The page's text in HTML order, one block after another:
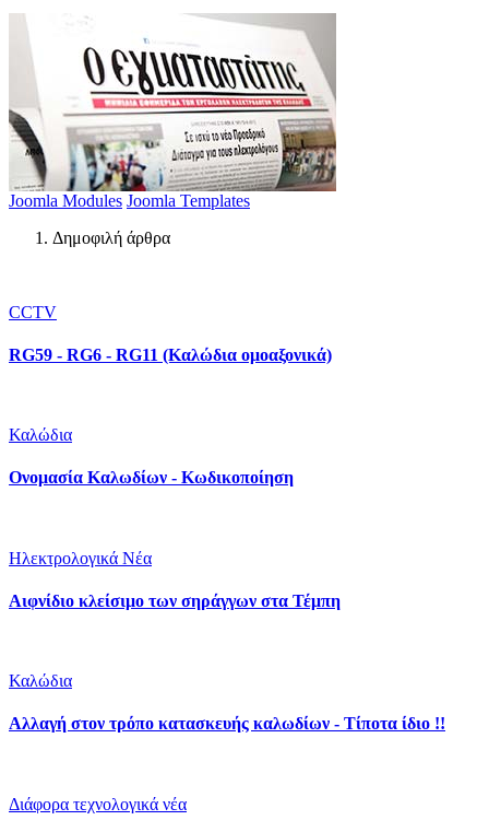
Joomla Modules Joomla Templates
Δημοφιλή άρθρα
CCTV
RG59 - RG6 - RG11 (Καλώδια ομοαξονικά)
Καλώδια
Ονομασία Καλωδίων - Κωδικοποίηση
Ηλεκτρολογικά Νέα
Αιφνίδιο κλείσιμο των σηράγγων στα Τέμπη
Καλώδια
Αλλαγή στον τρόπο κατασκευής καλωδίων - Τίποτα ίδιο !!
Διάφορα τεχνολογικά νέα